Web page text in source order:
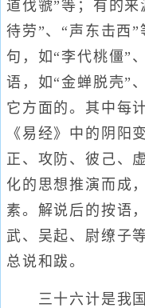
道伐虢”等；有的
待劳”、“声东击西
句，如“李代桃僵”
语，如“金蝉脱壳”
它方面的。其中每
《易经》中的阴阳
正、攻防、彼己、
化的思想推演而成
素。解说后的按语
武、吴起、尉缭子
总说和跋。
三十六计是我国